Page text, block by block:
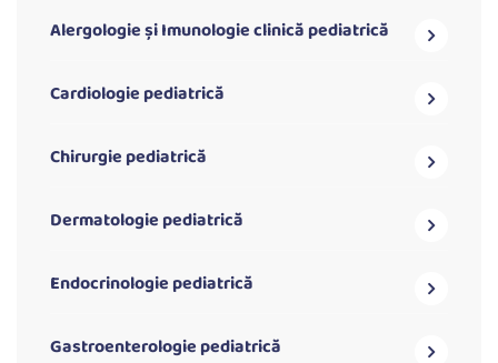
Alergologie și Imunologie clinică pediatrică
Cardiologie pediatrică
Chirurgie pediatrică
Dermatologie pediatrică
Endocrinologie pediatrică
Gastroenterologie pediatrică